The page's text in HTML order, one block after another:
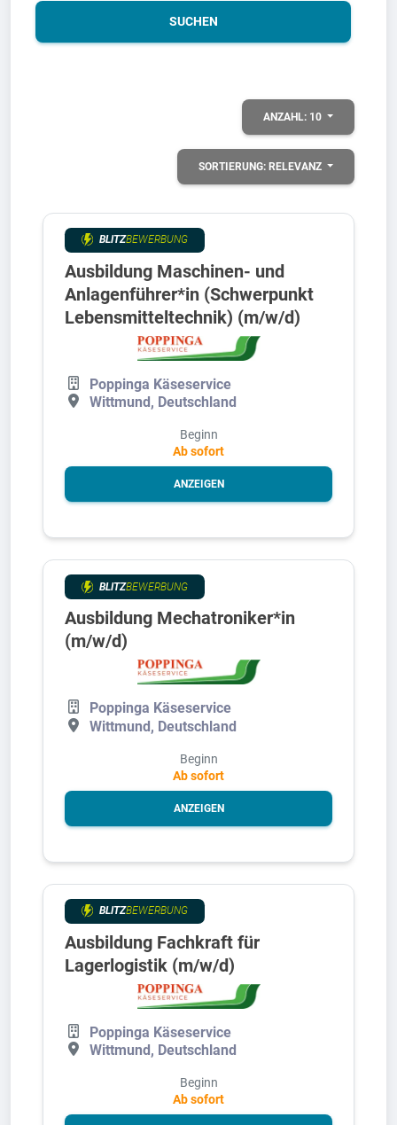
SUCHEN
ANZAHL: 10
SORTIERUNG: RELEVANZ
BLITZBEWERBUNG
Ausbildung Maschinen- und
Anlagenführer*in (Schwerpunkt
Lebensmitteltechnik) (m/w/d)
Poppinga Käseservice
Wittmund, Deutschland
Beginn
Ab sofort
ANZEIGEN
BLITZBEWERBUNG
Ausbildung Mechatroniker*in
(m/w/d)
Poppinga Käseservice
Wittmund, Deutschland
Beginn
Ab sofort
ANZEIGEN
BLITZBEWERBUNG
Ausbildung Fachkraft für
Lagerlogistik (m/w/d)
Poppinga Käseservice
Wittmund, Deutschland
Beginn
Ab sofort